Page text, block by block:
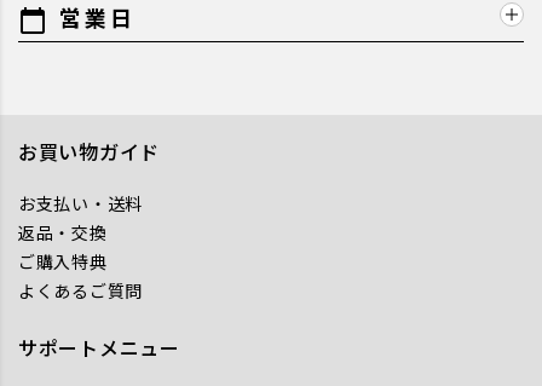
calendar_today 営業日
お買い物ガイド
お支払い・送料
返品・交換
ご購入特典
よくあるご質問
サポートメニュー